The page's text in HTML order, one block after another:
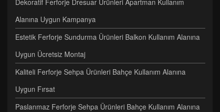
Dekoratif Ferforje Dresuar Ürünleri Apartman Kullanım
Alanına Uygun Kampanya
Estetik Ferforje Sundurma Ürünleri Balkon Kullanım Alanına
Uygun Ücretsiz Montaj
Kaliteli Ferforje Sehpa Ürünleri Bahçe Kullanım Alanına
Uygun Fırsat
Paslanmaz Ferforje Sehpa Ürünleri Bahçe Kullanım Alanına